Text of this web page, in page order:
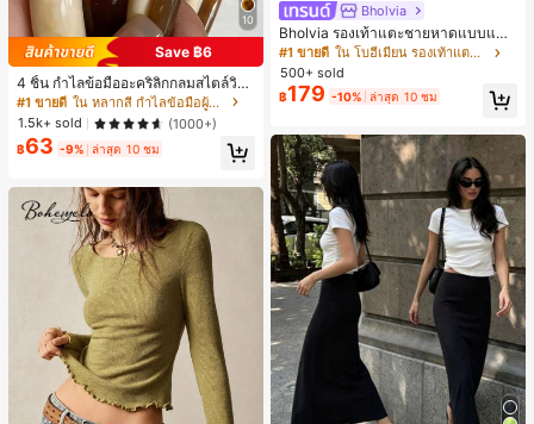
10
Save ฿6
4 ชิ้น กำไลข้อมืออะคริลิกกลมสไตล์วินเ
ทจหรูหราสำหรับผู้หญิง, ดีไซน์เรียบง่าย
ทันสมัย, เหมาะสำหรับสวมใส่ในชีวิตปร
ะจำวันและโอกาสต่างๆ, ของขวัญสำหรั
บเธอ
#1 ขายดี
ใน หลากสี กำไลข้อมือผู้หญิง
1.5k+ sold
(1000+)
฿63 -9% ล่าสุด 10 ชม
Bholvia
Bholvia รองเท้าแตะชายหาดแบบแบน
สบาย ๆ ลายฉลุมาใหม่สำหรับผู้หญิง
#1 ขายดี
ใน โบฮีเมียน รองเท้าแตะผู้หญิง
500+ sold
฿179 -10% ล่าสุด 10 ชม